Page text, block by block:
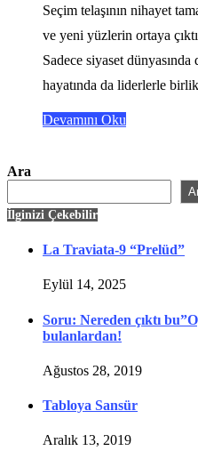
Seçim telaşının nihayet
ve yeni yüzlerin ortaya
Sadece siyaset
hayatında da liderlerle
Devamını Oku
Ara
İlginizi Çekebilir
La Traviata-9 “Prelüd”
Eylül 14, 2025
Soru: Nereden çıktı
bulanlardan!
Ağustos 28, 2019
Tabloya Sansür
Aralık 13, 2019